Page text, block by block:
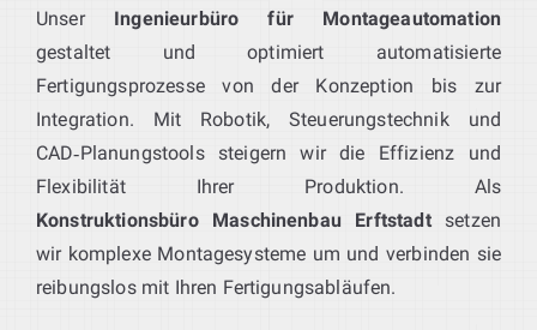
Unser Ingenieurbüro für Montageautomation
gestaltet und optimiert automatisierte
Fertigungsprozesse von der Konzeption bis zur
Integration. Mit Robotik, Steuerungstechnik und
CAD‑Planungstools steigern wir die Effizienz und
Flexibilität Ihrer Produktion. Als
Konstruktionsbüro Maschinenbau Erftstadtsetzen
wir komplexe Montagesysteme um und verbinden sie
reibungslos mit Ihren Fertigungsabläufen.